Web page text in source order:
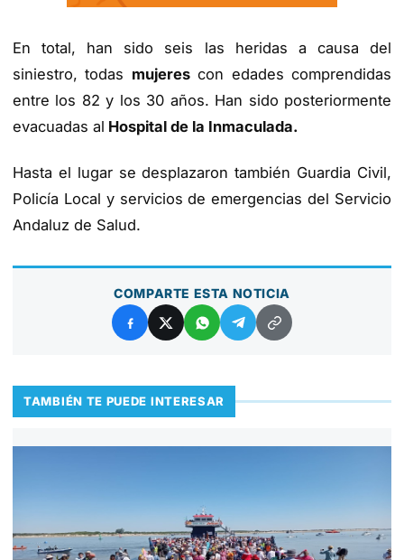
En total, han sido seis las heridas a causa del
siniestro, todas mujerescon edades comprendidas
entre los 82 y los 30 años. Han sido posteriormente
evacuadas al Hospital de la Inmaculada.
Hasta el lugar se desplazaron también Guardia Civil,
Policía Local y servicios de emergencias del Servicio
Andaluz de Salud.
COMPARTE ESTA NOTICIA
TAMBIÉN TE PUEDE INTERESAR